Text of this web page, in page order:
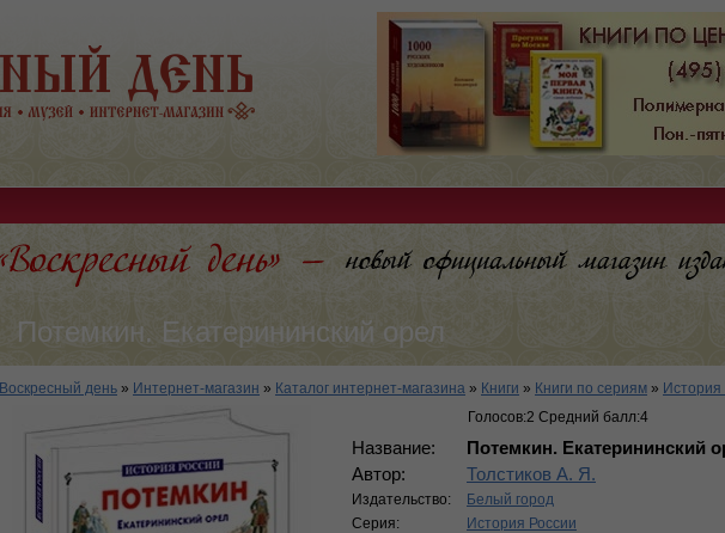
Потемкин. Екатерининский орел
Воскресный день » Интернет-магазин » Каталог интернет-магазина » Книги » Книги по сериям » История
Голосов:2 Средний балл:4
Название:
Потемкин. Екатерининский
Автор:
Толстиков А. Я.
Издательство:
Белый город
Серия:
История России